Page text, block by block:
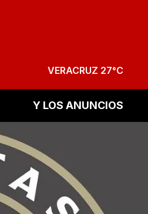
VERACRUZ 27°C
Y LOS ANUNCIOS